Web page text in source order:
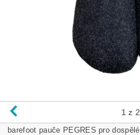
1 z 2
barefoot pauče PEGRES pro dospělé